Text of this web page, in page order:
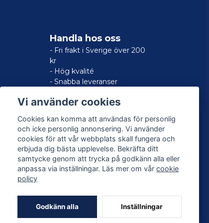
Handla hos oss
- Fri frakt i Sverige över 200
kr
- Hög kvalité
- Snabba leveranser
Vi använder cookies
Cookies kan komma att användas för personlig
och icke personlig annonsering. Vi använder
cookies för att vår webbplats skall fungera och
erbjuda dig bästa upplevelse. Bekräfta ditt
samtycke genom att trycka på godkänn alla eller
anpassa via inställningar. Läs mer om vårcookie
policy
Godkänn alla Inställningar